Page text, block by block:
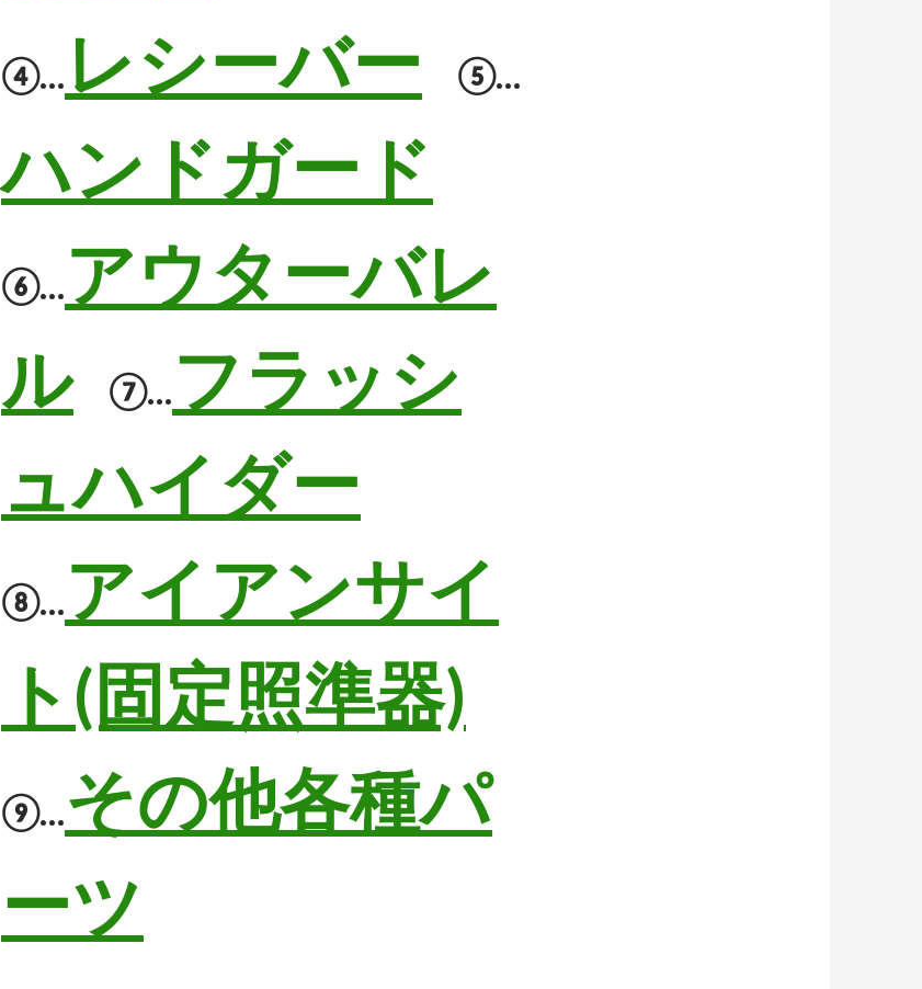
④… レシーバー ⑤…
ハンドガード
⑥…アウターバレ
ル⑦…フラッシ
ュハイダー
⑧…アイアンサイ
ト(固定照準器)
⑨…その他各種パ
ーツ